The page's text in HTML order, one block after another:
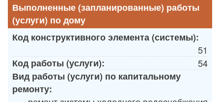
Выполненные (запланированные) работы
(услуги) по дому
Код конструктивного элемента (системы):
51
Код работы (услуги):
54
Вид работы (услуги) по капитальному
ремонту: